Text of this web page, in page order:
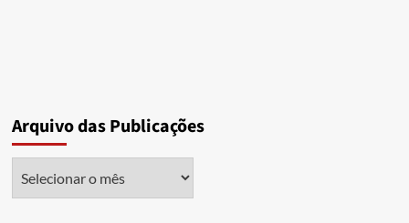
Arquivo das Publicações